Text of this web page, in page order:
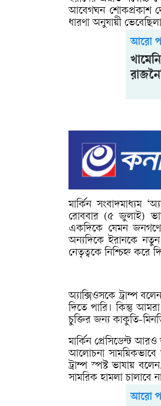
আবেগঘন শোকপ্রকাশ
ধারণা অনুযায়ী
আরো
মার্কিন সংবাদমাধ্যম
রোববার (৫ জুলাই)
একদিকে যেমন
অন্যদিকে ইরানকে
নেতৃত্বকে নিশ্চিহ্ন করে
অ্যাক্সিওসকে ট্রাম্প
দিতে পারি। কিন্তু
চুক্তির জন্য কাকুতি-
মার্কিন প্রেসিডেন্ট আরও
আলোচনা সাময়িকভাবে
ট্রাম্প স্পষ্ট ভাষায়
সামরিক হামলা চালাবে
আরো